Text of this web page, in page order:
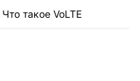
Что такое VoLTE